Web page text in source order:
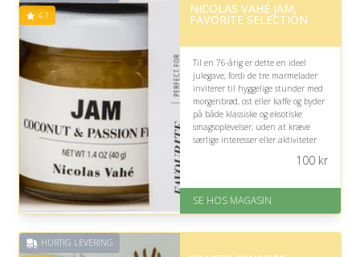
4.1 NICOLAS VAHÉ JAM,
FAVORITE SELECTION
Til en 76-årig er dette en ideel
julegave, fordi de tre marmelader
inviterer til hyggelige stunder med
morgenbrød, ost eller kaffe og byder
på både klassiske og eksotiske
smagsoplevelser, uden at kræve
særlige interesser eller aktiviteter
God Trustpilot rating på 4.1 ud
100kr
SE HOS MAGASIN
HURTIG LEVERING